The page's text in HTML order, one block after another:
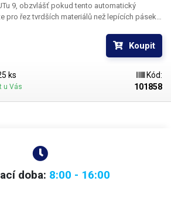
9, obzvlášť pokud tento automatický
pro řez tvrdších materiálů než lepících pásek.
pro výměnu stačí pouze vsunout do řezačky.
také nástavec pro držení již ustřihnuté pásky,
plastového šasi, můžete je objednat zde.
Koupit
ks
u Vás
Kód:
101858
doba: 8:00 - 16:00